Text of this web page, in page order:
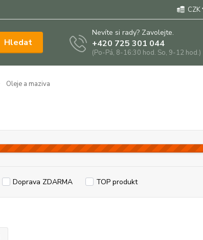
CZK
Hledat
Nevíte si rady? Zavolejte.
+420 725 301 044
(Po-Pá, 8-16:30 hod. So, 9-12 hod.)
Oleje a maziva
Doprava ZDARMA TOP produkt